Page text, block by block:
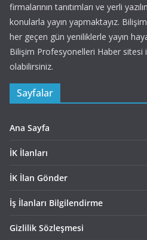
firmalarının tanıtımları ve yerli
konularla yayın yapmaktayız.
her geçen gün yeniliklerle yayın
Bilişim Profesyonelleri Haber sitesi
olabilirsiniz.
Sayfalar
Ana Sayfa
İK İlanları
İK İlan Gönder
İş İlanları Bilgilendirme
Gizlilik Sözleşmesi